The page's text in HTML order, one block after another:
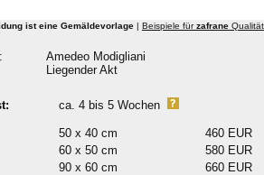
ist eine Gemäldevorlage | Beispiele fürzafrane
:
Amedeo Modigliani
Liegender Akt
ca. 4 bis 5 Wochen
50 x 40 cm
460 EUR
60 x 50 cm
580 EUR
90 x 60 cm
660 EUR